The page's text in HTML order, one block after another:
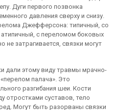
Дуги первого позвонка
давления сверху и снизу.
Джефферсона: типичный, со
с переломом боковых
не затрагивается, связки могут
дали этому виду травмы мрачно-
палача». Это
разгибания шеи. Кости
отростками суставов, тело
Могут быть разорваны связки